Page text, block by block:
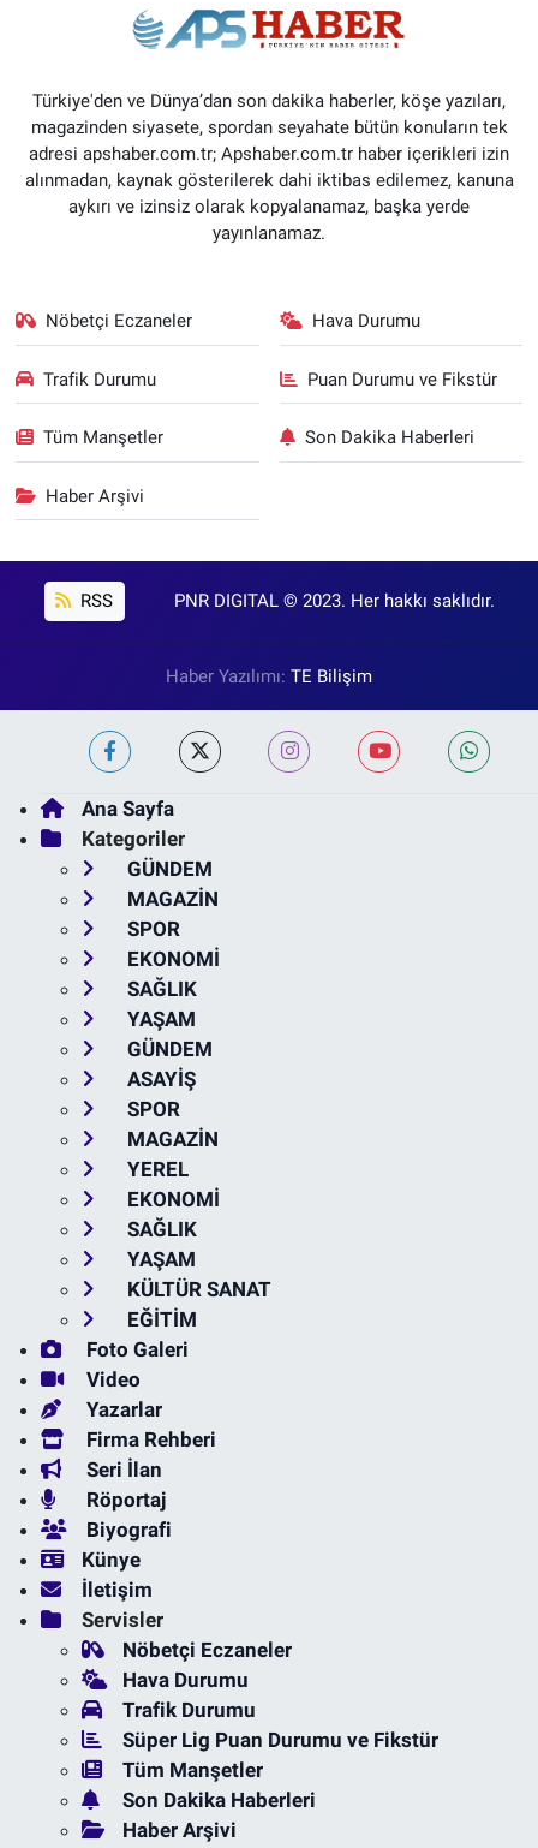
Türkiye'den ve Dünya’dan son dakika haberler, köşe yazıları,
magazinden siyasete, spordan seyahate bütün konuların tek
adresi apshaber.com.tr; Apshaber.com.tr haber içerikleri izin
alınmadan, kaynak gösterilerek dahi iktibas edilemez, kanuna
aykırı ve izinsiz olarak kopyalanamaz, başka yerde
yayınlanamaz.
Nöbetçi Eczaneler Hava Durumu
Trafik Durumu Puan Durumu ve Fikstür
Tüm Manşetler Son Dakika Haberleri
Haber Arşivi
RSS PNR DIGITAL © 2023. Her hakkı saklıdır.
Haber Yazılımı: TE Bilişim
Ana Sayfa
Kategoriler
GÜNDEM
MAGAZİN
SPOR
EKONOMİ
SAĞLIK
YAŞAM
GÜNDEM
ASAYİŞ
SPOR
MAGAZİN
YEREL
EKONOMİ
SAĞLIK
YAŞAM
KÜLTÜR SANAT
EĞİTİM
Foto Galeri
Video
Yazarlar
Firma Rehberi
Seri İlan
Röportaj
Biyografi
Künye
İletişim
Servisler
Nöbetçi Eczaneler
Hava Durumu
Trafik Durumu
Süper Lig Puan Durumu ve Fikstür
Tüm Manşetler
Son Dakika Haberleri
Haber Arşivi